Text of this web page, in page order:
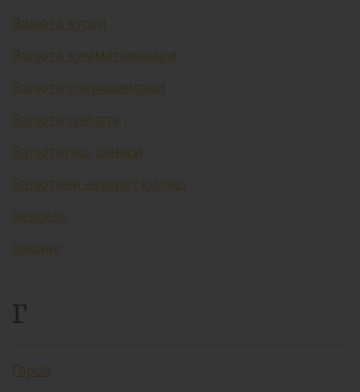
Валюта курси
Валюта қимматликлари
Валюта операциялари
Валюта сиёсати
Валюталаш санаси
Валютани назорат қилиш
Вексель
Вишинг
Г
Гаров